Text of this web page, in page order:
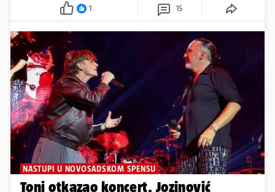
1 15
NASTUPI U NOVOSADSKOM SPENSU
Toni otkazao koncert, Jozinović